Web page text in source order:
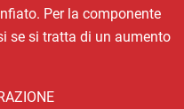
Per la componente
se si tratta di un aumento